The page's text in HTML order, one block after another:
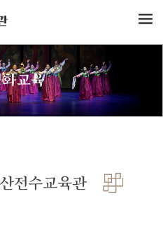
교육
전수교육관